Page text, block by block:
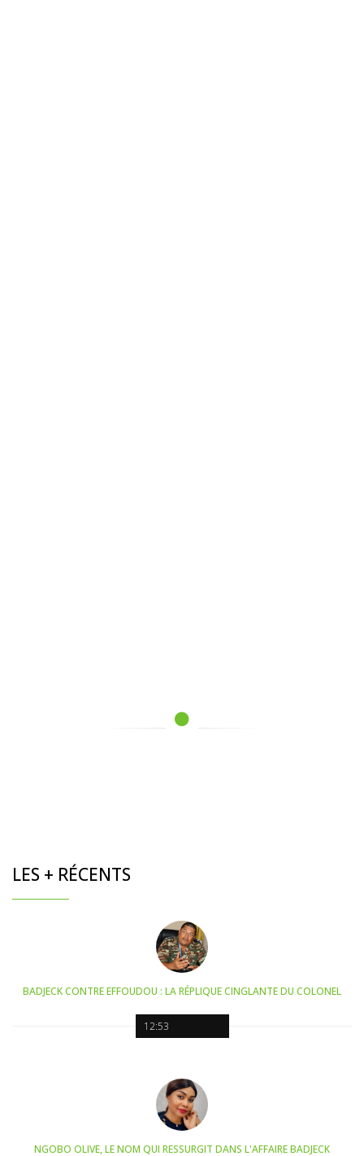
LES + RÉCENTS
12:53
BADJECK CONTRE EFFOUDOU : LA RÉPLIQUE CINGLANTE DU COLONEL
NGOBO OLIVE, LE NOM QUI RESSURGIT DANS L'AFFAIRE BADJECK